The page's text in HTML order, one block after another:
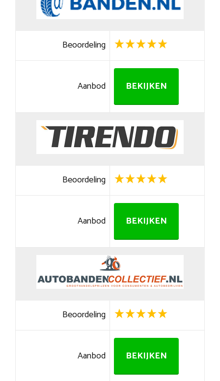
Beoordeling
Aanbod BEKIJKEN
Beoordeling
Aanbod BEKIJKEN
Beoordeling
Aanbod BEKIJKEN